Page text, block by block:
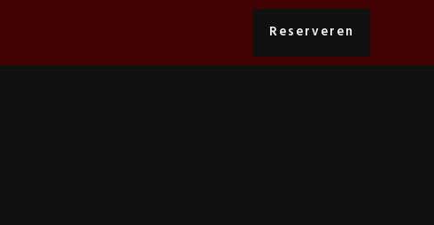
Reserveren